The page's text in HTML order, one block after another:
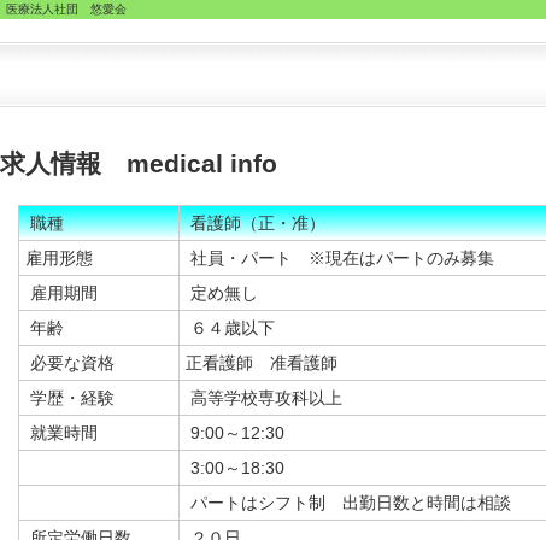
医療法人社団 悠愛会
求人情報 medical info
職種
看護師（正・准）
雇用形態
社員・パート ※現在はパートのみ募集
雇用期間
定め無し
年齢
６４歳以下
必要な資格
正看護師 准看護師
学歴・経験
高等学校専攻科以上
就業時間
9:00～12:30
3:00～18:30
パートはシフト制 出勤日数と時間は相談